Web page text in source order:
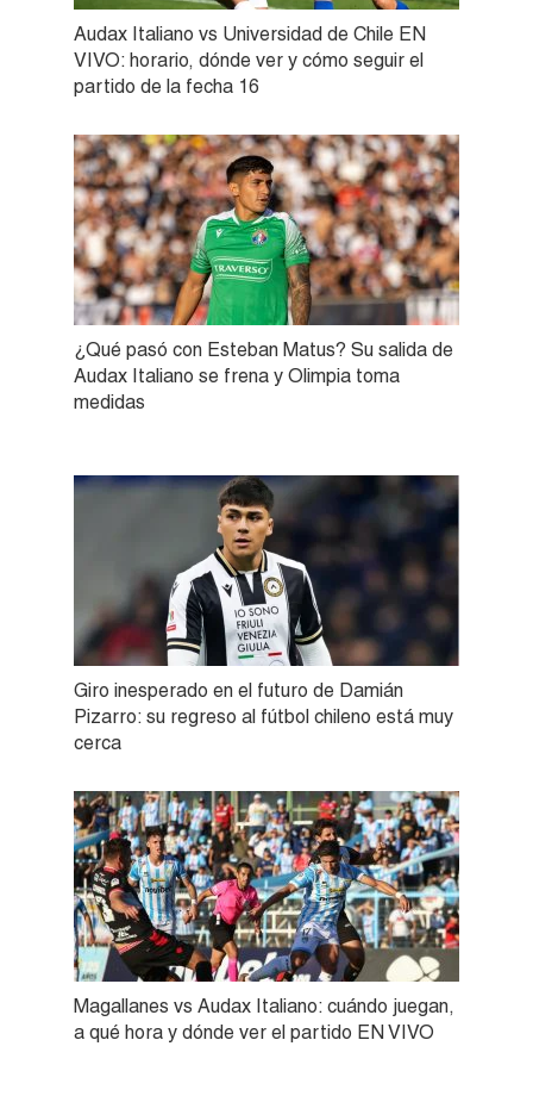
Audax Italiano vs Universidad de Chile EN
VIVO: horario, dónde ver y cómo seguir el
partido de la fecha 16
¿Qué pasó con Esteban Matus? Su salida de
Audax Italiano se frena y Olimpia toma
medidas
Giro inesperado en el futuro de Damián
Pizarro: su regreso al fútbol chileno está muy
cerca
Magallanes vs Audax Italiano: cuándo juegan,
a qué hora y dónde ver el partido EN VIVO